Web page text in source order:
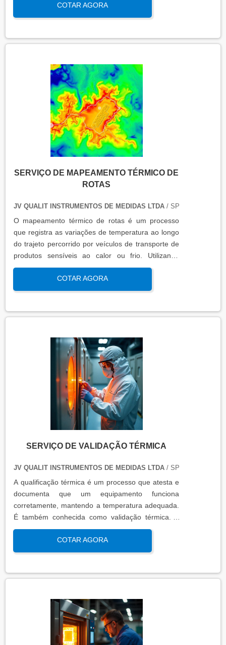
sistema ou equipamento funciona dentro dos
parâmetros esperados em condições reais de
qualidade, produtividade e segurança no ambiente
COTAR AGORA
SERVIÇO DE MAPEAMENTO TÉRMICO DE
ROTAS
JV QUALIT INSTRUMENTOS DE MEDIDAS LTDA/ SP
O mapeamento térmico de rotas é um processo
que registra as variações de temperatura ao longo
do trajeto percorrido por veículos de transporte de
produtos sensíveis ao calor ou frio. Utilizando
sensores calibrados e registradores de dados, essa
análise garante que os padrões térmicos estejam
dentro das faixas exigidas por normas regulatórias,
transportado.
COTAR AGORA
SERVIÇO DE VALIDAÇÃO TÉRMICA
JV QUALIT INSTRUMENTOS DE MEDIDAS LTDA/ SP
A qualificação térmica é um processo que atesta e
documenta que um equipamento funciona
corretamente, mantendo a temperatura adequada.
É também conhecida como validação térmica. A
qualificação térmica é importante para garantir a
qualidade e eficiência de equipamentos que
precisam de controle de temperatura. É aplicada a
produtos, como autoclaves, estufas, câmaras frias,
qualificação térmica é apresentado em um relatório
técnico que contém informações como gráficos,
certificados de calibração e a conclusão das
condições funcionais.
COTAR AGORA